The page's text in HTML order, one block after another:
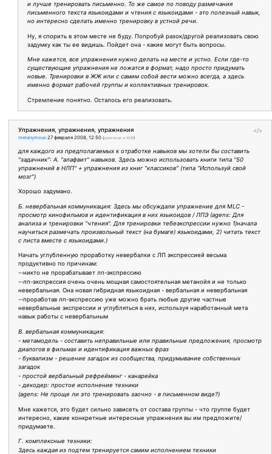
и лучше тренировать письменно. То же самое по поводу размечания
письменного текста языкоидами и чтения с языкоидами - это полезный навык,
но интересно сделать именно тренировку в устной речи.
Ну, я спорить в этом месте не буду. Попробуй разок/другой реализовать свою
задумку как ты ее видишь. Пойдет она - какие могут быть вопросы.
Мне кажется, все упражнения нужно делать на месте и устно. Если где-то
существующие упражнения не ложатся в формат, надо просто придумать
новые. Тренировки в ЖЖ или с самим собой вести можно всегда, а здесь
именно формат рабочей группы и коллективных тренировок.
Стремление понятно. Осталось его реализовать.
</>
Упражнения, упражнения, упражнения
metanymous 27 февраля 2008, 12:50 (оригинал в ЖЖ)
для каждого из предполагаемых к отработке навыков мы хотели бы составить
"задачник": А. "алафвит" навыков. Здесь можно использовать книги типа "50
упражнений в НЛП" + упражнения из книг "классиков" (типа "Используй свой
мозг")
Хорошо задумано.
Б. невербальная коммуникация: Здесь мы обсуждали упражнение для MLC -
просмотр кинофильмов и идентификация в них языкоидов / ЛПЭ (agens: Для
анализа и тренировки "чтения". Для тренировки тебеэкспрессии нужно 1)начала
научиться размечать произвольный текст (на бумаге) языкоидами, 2) читать текст
с листа вместе с языкоидами.)
Начать углубленную проработку невербалки с ЛП экспрессией весьма
продуктивно по причинам:
--никто не прорабатывает лп-экспрессию
--лп-экспрессия очень очень мощная самостоятельная метанойя и не только
невербальная. Она новая гибридная языкоидная - вербальная и невербальная
--проработав лп-экспрессию уже можно брать любые другие частные
невербальные экспрессии и углубляться в них, используя наработанный мета
навык работы с невербальным
В. вербальная коммуникация:
- метамодель - составить неправильные или правильные предложения, просмотр
диалогов в фильмах и идентификация важных фраз
- буквализм - решение загадок из сообщества, придумывание собственных
загадок
- простой вербальный рефрейминг - канарейка
- декодер: простое исполнение техники
(agens: Не проще ли это тренировать заочно - в письменном виде?)
Мне кажется, это будет сильно зависеть от состава группы - что группе будет
интересно, какие конкретные интересные упражнения вы им предложите/
придумаете.
Г. комплексные техники:
Здесь каждая из подтем тренируется самим исполнением техники